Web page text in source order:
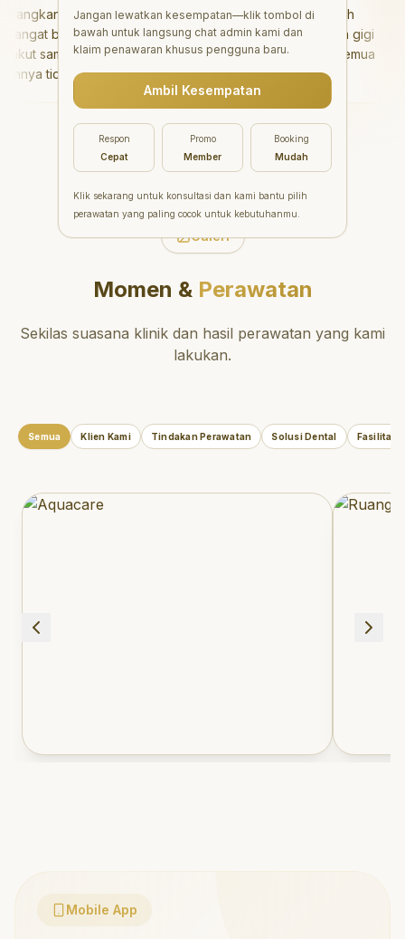
baik
sama
tidak
"Aesthetic Pondok Indah
menawarkan perawatan gigi
yang luar biasa untuk semua
orang. Dokter giginya
profesional, ramah, dan
meluangkan waktu untuk
mengedukasi pasien tentang
kesehatan gigi dan mulut
yang baik. Klinik ini terletak di
daerah yang strategis,
sehingga nyaman untuk
direkomendasikan untuk
dan berkualitas!"
Galeri
Momen &Perawatan
Sekilas suasana klinik dan hasil perawatan yang kami
lakukan.
Semua Klien Kami Tindakan Perawatan Solusi Dental Fasilitas
Mobile App
Jangan lewatkan kesempatan—klik tombol di
bawah untuk langsung chat admin kami dan
klaim penawaran khusus pengguna baru.
Ambil Kesempatan
Respon
Cepat
Promo
Member
Booking
Mudah
Klik sekarang untuk konsultasi dan kami bantu pilih
perawatan yang paling cocok untuk kebutuhanmu.